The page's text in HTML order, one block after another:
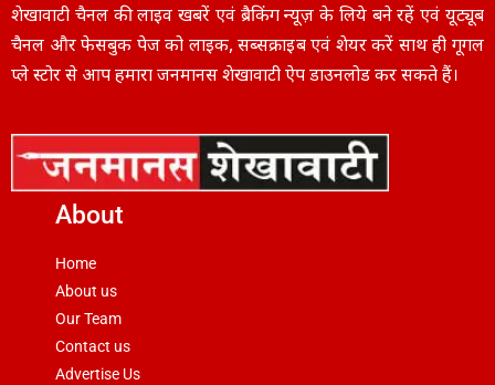
शेखावाटी चैनल की लाइव खबरें एवं ब्रैकिंग न्यूज़ के लिये बने रहें एवं यूट्यूब
चैनल और फेसबुक पेज को लाइक, सब्सक्राइब एवं शेयर करें साथ ही गूगल
प्ले स्टोर से आप हमारा जनमानस शेखावाटी ऐप डाउनलोड कर सकते हैं।
About
Home
About us
Our Team
Contact us
Advertise Us